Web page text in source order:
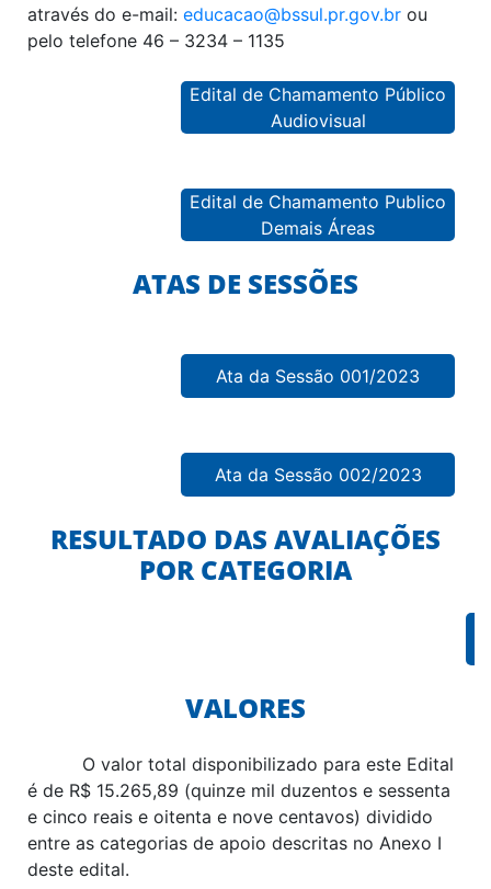
através do e-mail: educacao@bssul.pr.gov.br ou
pelo telefone 46 – 3234 – 1135
Edital de Chamamento Público
Audiovisual
Edital de Chamamento Publico
Demais Áreas
ATAS DE SESSÕES
Ata da Sessão 001/2023
Ata da Sessão 002/2023
RESULTADO DAS AVALIAÇÕES
POR CATEGORIA
VALORES
O valor total disponibilizado para este Edital
é de R$ 15.265,89 (quinze mil duzentos e sessenta
e cinco reais e oitenta e nove centavos) dividido
entre as categorias de apoio descritas no Anexo I
deste edital.